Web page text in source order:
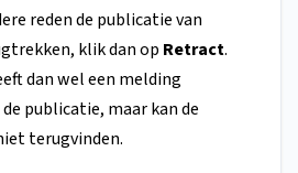
reden de publicatie van
klik dan op Retract.
dan wel een melding
publicatie, maar kan de
terugvinden.